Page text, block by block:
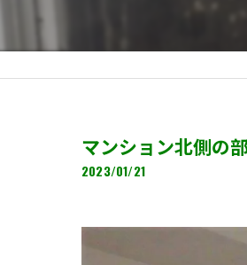
マンション北側の
2023/01/21